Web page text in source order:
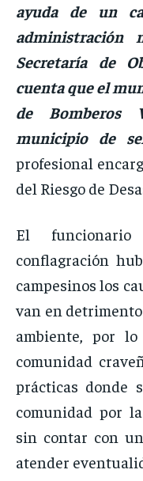
ayuda de un
Secretaría de
cuenta que el
de Bomberos
municipio de
profesional
del Riesgo de
El
conflagración
campesinos los
van en
ambiente, por
comunidad
prácticas donde
comunidad por
sin contar con
atender